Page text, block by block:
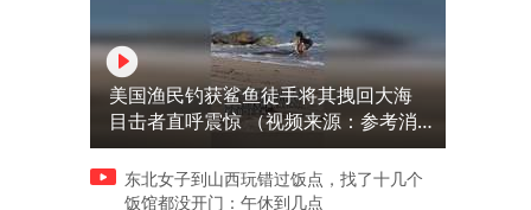
美国渔民钓获鲨鱼徒手将其拽回大海
目击者直呼震惊 （视频来源：参考消
息）
东北女子到山西玩错过饭点，找了十几个
饭馆都没开门：午休到几点